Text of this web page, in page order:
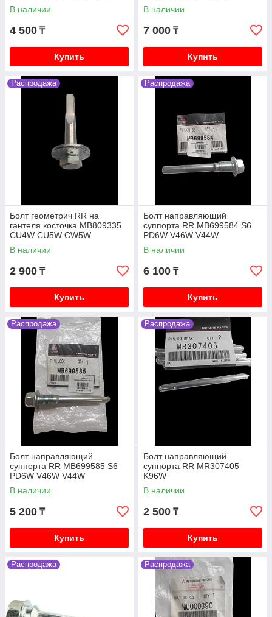
В наличии
4 500 ₸
Купить
В наличии
7 000 ₸
Купить
Распродажа
Болт геометрич RR на
гантеля косточка MB809335
CU4W CU5W CW5W
В наличии
2 900 ₸
Купить
Распродажа
Болт направляющий
суппорта RR MB699584 S6
PD6W V46W V44W
В наличии
6 100 ₸
Купить
Распродажа
Болт направляющий
суппорта RR MB699585 S6
PD6W V46W V44W
В наличии
5 200 ₸
Купить
Распродажа
Болт направляющий
суппорта RR MR307405
K96W
В наличии
2 500 ₸
Купить
Распродажа Распродажа